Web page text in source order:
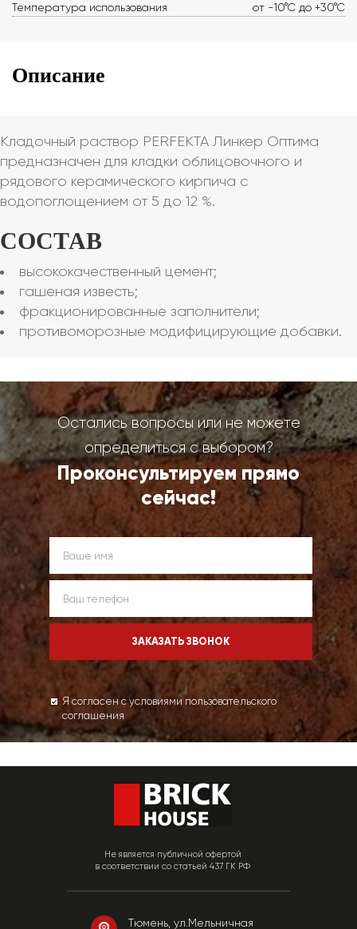
Температура использования
от -10°С до +30°С
Описание
Кладочный раствор PERFEKTA Линкер Оптима
предназначен для кладки облицовочного и
рядового керамического кирпича с
водопоглощением от 5 до 12 %.
СОСТАВ
высококачественный цемент;
гашеная известь;
фракционированные заполнители;
противоморозные модифицирующие добавки.
Остались вопросы или не можете
определиться с выбором?
Проконсультируем прямо
сейчас!
Я согласен с условиями пользовательского
соглашения
Не является публичной офертой
в соответствии со статьей 437 ГК РФ
Тюмень, ул.Мельничная